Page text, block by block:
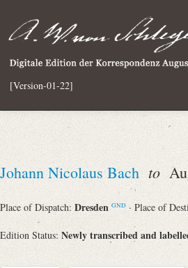
[Version-01-22]
Johann Nicolaus Bach to
Place of Dispatch: Dresden GND · Place of
Edition Status: Newly transcribed and